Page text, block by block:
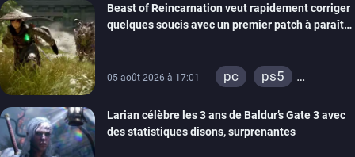
Beast of Reincarnation veut rapidement corriger
quelques soucis avec un premier patch à paraître
05 août 2026 à 17:01 pc
ps5
Larian célèbre les 3 ans de Baldur’s Gate 3 avec
des statistiques disons, surprenantes